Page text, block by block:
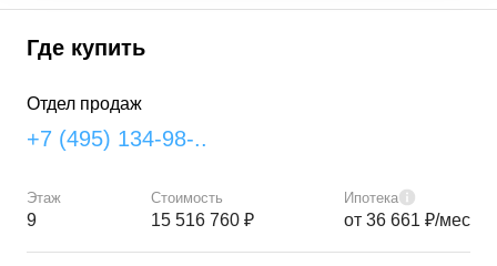
Где купить
Отдел продаж
+7 (495) 134-98-..
Этаж
9
Стоимость
15 516 760 ₽
Ипотека
от 36 661 ₽/мес